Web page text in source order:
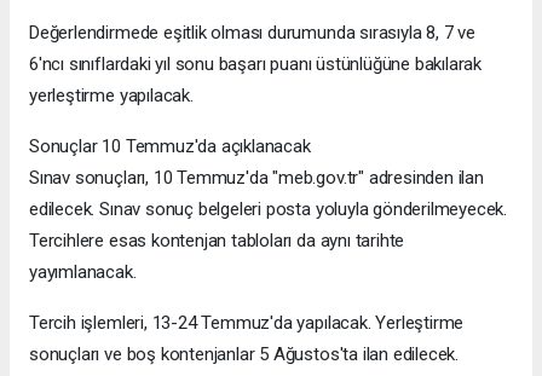
Değerlendirmede eşitlik olması durumunda sırasıyla 8, 7 ve
6'ncı sınıflardaki yıl sonu başarı puanı üstünlüğüne bakılarak
yerleştirme yapılacak.
Sonuçlar 10 Temmuz'da açıklanacak
Sınav sonuçları, 10 Temmuz'da "meb.gov.tr" adresinden ilan
edilecek. Sınav sonuç belgeleri posta yoluyla gönderilmeyecek.
Tercihlere esas kontenjan tabloları da aynı tarihte
yayımlanacak.
Tercih işlemleri, 13-24 Temmuz'da yapılacak. Yerleştirme
sonuçları ve boş kontenjanlar 5 Ağustos'ta ilan edilecek.